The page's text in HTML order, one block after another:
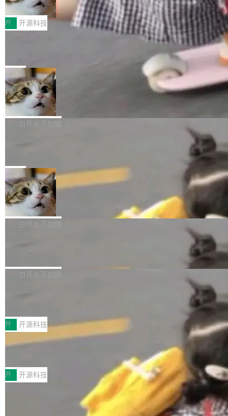
变体：Switchable...
那个创业公司。不同的是，这次它构建在 Cloudf
lare Workers 上——我花了九年时间搭建的平台
——并且深度集成了 AI。这基本上是我十年秘密
数据库，按名称寻址，复制到你自己的 S3 兼容
存储库里。节点之间只通过这个存储库协调——
没有控制平面，没有共识协议。每个对象自带一
个小型数据库，应用天然按分片构建，单个数据
库的竞争和爆炸半径问题在设计层面就被消除
了。 闲置的 cell 会休眠到几乎不占资源。当 cel
l 迁移或唤醒时，新宿主从 S3 恢复 SQLite 数据
库继续执行。存储库是持久化的唯一真相...
性能、流畅双第一，三星Galaxy Z系列
新折叠缺席
2026年7月的手机市场，由于存储等硬件成本暴
增，手机厂商的日子也不好过啊，新机速度明显
放缓，因此硝烟味淡了许多。新机参数规格除开
高价的三星折叠（三星Galaxy Z Fold8 Ultra / Z
Fold8 / Z Flip8）外，其余要么是中低端机器，
例如iQOO Z11i、REDMI Note 17、REDMI No
te 17 Pro、OPPO K15，要么是vivo X300 E这
样的次旗舰。 Galaxy Z Fold8 Ultra / Z Fold8 /
Z Flip8三款折叠屏新机均在7月22日发布，且全
部搭载骁龙8 Elite Gen5 for Galaxy，它们本该
开 开源科技
Zed 编辑器团队发布了新项目——DeltaDB，一
个在 git commit 之间记录每一次编辑操作的版
本控制系统。目前处于 Early Access 阶段。 De
ltaDB 的核心思路直接写在 landing page 最显
眼的位置：「Software is made between com
mits」——软件是在 commit 之间写出来的。git
是把这段空隙补上。 回退到任何一次编辑：Delt
aDB 捕获 commit 之间的每一次操作，...
局
SpaceXAI 单季资本开支达 183 亿美元
根据风险投资人Tomer Tunguz 博客（VC 分
析）披露的最新分析与第二季度业绩报告，Spac
微软同期总资本开支的四成。 与亚马逊、Alpha
bet、微软以及 Meta 等传统科技巨头相比，Spa
ceXAI的资金消耗速度尤为引人瞩目。然而，支
撑庞大支出的资金来源却呈现出截然不同的面
貌。数据显示，微软和 Meta 主要依托充沛的经
白开水不加糖
一个在终端里运行的编程 agent；Muse Spark
1.2，驱动这个 agent 的新模型。一句话概括：
你可以用 curl -fsSL https://dev.meta.ai/install.
sh | bash 安装一个能在大项目里自动规划、写
代码、验证结果的 AI 终端工具。 据介绍，Muse
个主 agent 循环，外加一组后台 agent。这些后
局
美团开源 LoHoSearch，用知识图谱校
准 AI 能力认知
机器出题的前提，是让机器拥有全局视野。整个
构建流程可以分为四个环节：建图 → 控制难度
白开水不加糖
库，并将作为transport接入Mooncake TENT。
MPComm将作为一种传输引擎接入Mooncake T
ENT，实现零拷贝传输性能提升30%、非零拷贝
传输性能最高提升5倍。UCL-MPComm底层基
于自研UCL-Engine通信引擎，后续腾讯网平将
持续开源更多基于UCL-Engine的高性能通信组
件。 腾讯网平团队在UCL-MPComm中实现了一
个独立于业务线程的全局通信引擎（Engine），
白开水不加糖
型案例入选名单》，深信服“面向企业研发场景的
开源 AI 编程平台 CoStrict 应用”凭借卓越的技术
创新与落地成效成功入选。 全链路私有化部署，
助力企业AI研发安全落地 当前，越来越多企业已
经开始引入 AI Coding 工具，通过调用公有云模
型或企业内部部署模型提升研发效率。但随着 AI
Coding 从个人辅助工具逐步走向团队级、组织
级应用，企业在规模化落地过程中，对安全性、
开 开源科技
深信服AI算力网关入选工信部人工智能
前不久，工业和信息化部正式发布《2025年人工
智能应用典型案例名单》，集中展示人工智能在
各领域的应用成果，覆盖技术底座、行业赋能、
产品应用、支撑保障、专题等五大方向。深信服
AI算力网关（AI创新平台）成功入选！ 随着各行
开 开源科技
Jeff Dean 离开 Google：一个时代的结
束，一个实验室的开始
Google 员工编号 20。MapReduce 作者之一。